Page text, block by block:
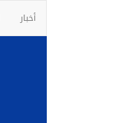
أخبار